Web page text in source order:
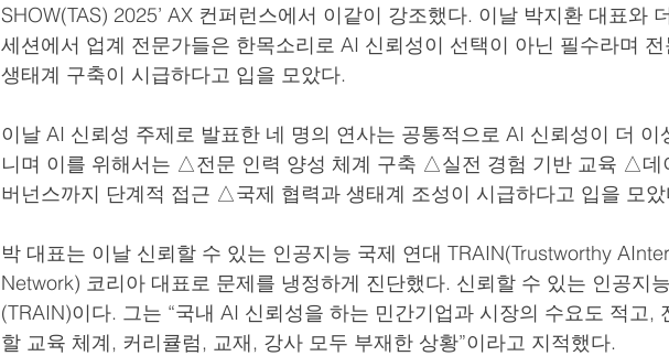
SHOW(TAS) 2025’ AX 컨퍼런스에서 이같이 강조했다. 이날 박지환 대표와
세션에서 업계 전문가들은 한목소리로 AI 신뢰성이 선택이 아닌 필수라며
생태계 구축이 시급하다고 입을 모았다.
이날 AI 신뢰성 주제로 발표한 네 명의 연사는 공통적으로 AI 신뢰성이 더 이
니며 이를 위해서는 △전문 인력 양성 체계 구축 △실전 경험 기반 교육 △데
버넌스까지 단계적 접근 △국제 협력과 생태계 조성이 시급하다고 입을 모았
박 대표는 이날 신뢰할 수 있는 인공지능 국제 연대 TRAIN(Trustworthy
Network) 코리아 대표로 문제를 냉정하게 진단했다. 신뢰할 수 있는 인공지
(TRAIN)이다. 그는 “국내 AI 신뢰성을 하는 민간기업과 시장의 수요도 적고,
할 교육 체계, 커리큘럼, 교재, 강사 모두 부재한 상황”이라고 지적했다.